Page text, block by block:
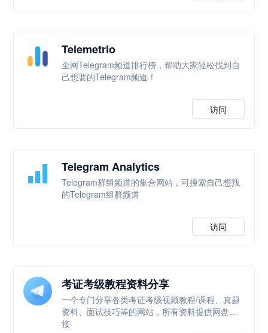
Telemetrio
全网Telegram频道排行榜，帮助大家轻松找到自
己想要的Telegram频道！
访问
Telegram Analytics
Telegram群组频道的集合网站，可搜索自己想找
的Telegram组群频道
访问
考证考级教程资料分享
一个专门分享各类考证考级视频教程/课程、真题
资料、面试技巧等的网站，所有资料提供网盘链
接